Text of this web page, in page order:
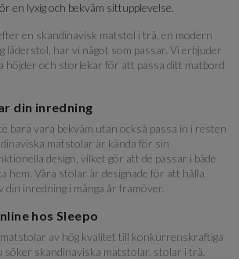
en lyxig och bekväm sittupplevelse.
en skandinavisk matstol i trä, en modern
läderstol, har vi något som passar. Vi erbjuder
höjder och storlekar för att passa ditt matbord
din inredning
bara vara bekväm utan också passa in i resten
matstolar är kända för sin
design, vilket gör att de passar i både
hem. Våra stolar är designade för att hålla
din inredning i många år framöver.
hos Sleepo
matstolar av hög kvalitet till konkurrenskraftiga
söker skandinaviska matstolar, stolar i trä,